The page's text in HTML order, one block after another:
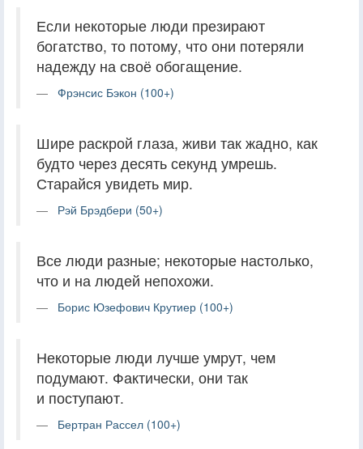
Если некоторые люди презирают
богатство, то потому, что они потеряли
надежду на своё обогащение.
Фрэнсис Бэкон (100+)
Шире раскрой глаза, живи так жадно, как
будто через десять секунд умрешь.
Старайся увидеть мир.
Рэй Брэдбери (50+)
Все люди разные; некоторые настолько,
что и на людей непохожи.
Борис Юзефович Крутиер (100+)
Некоторые люди лучше умрут, чем
подумают. Фактически, они так
и поступают.
Бертран Рассел (100+)